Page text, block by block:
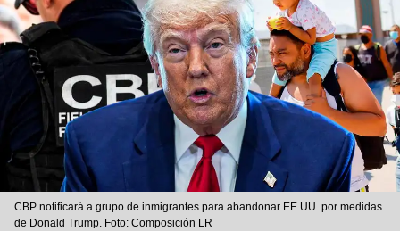
CBP notificará a grupo de inmigrantes para abandonar EE.UU. por medidas
de Donald Trump. Foto: Composición LR